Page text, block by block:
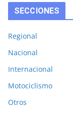
SECCIONES
Regional
Nacional
Internacional
Motociclismo
Otros